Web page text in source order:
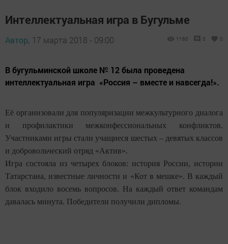
Интеллектуальная игра в Бугульме
Автор, 17 марта 2018 - 09:00 1160 0 0
В бугульминской школе № 12 была проведена
интеллектуальная игра «Россия – вместе и навсегда!».
Её организовали для популяризации межкультурного диалога
и профилактики межконфессиональных конфликтов.
Участниками игры стали учащиеся шестых – девятых классов
и добровольческий отряд «Актив».
Игра состояла из четырех блоков: история России, истории
Татарстана, известные личности и «Кот в мешке». В каждый
блок входило восемь вопросов. На каждый ответ командам
давалась минута. Победители получили дипломы.